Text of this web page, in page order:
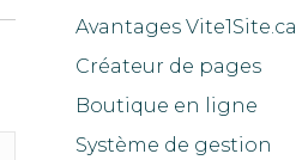
Avantages Vite1Site.ca
Créateur de pages
Boutique en ligne
Système de gestion